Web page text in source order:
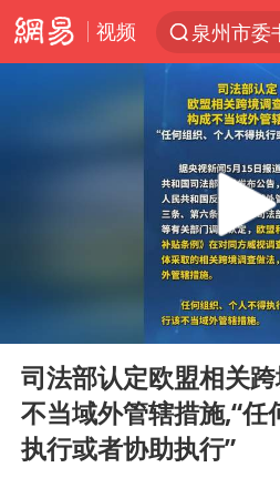
视频
泉州市委
秋天的第
四川宜宾
38岁演员
胜宏科技
Play
司法部认定欧盟相关
不当域外管辖措施,“
执行或者协助执行”